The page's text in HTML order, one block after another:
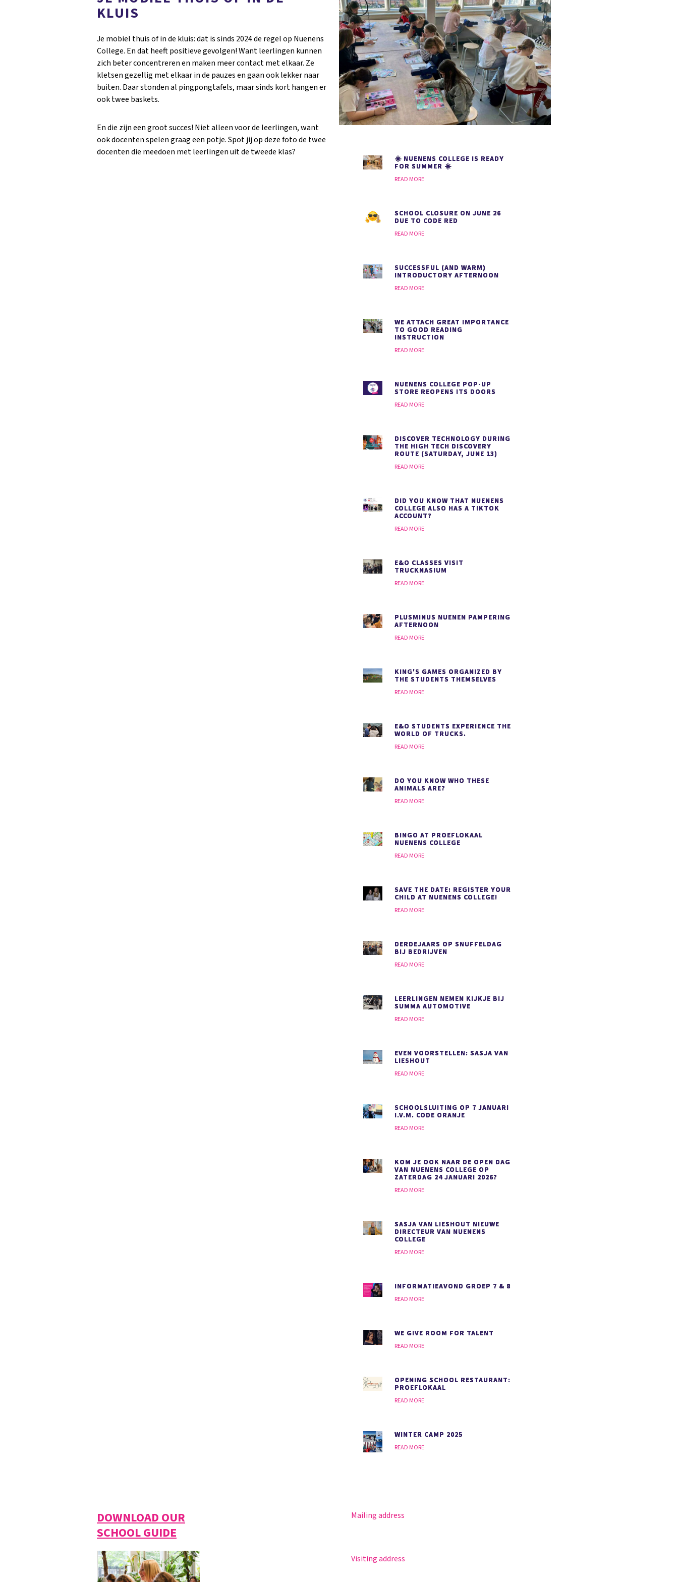
KLUIS
Je mobiel thuis of in de kluis: dat is sinds 2024 de regel op Nuenens
College. En dat heeft positieve gevolgen! Want leerlingen kunnen
zich beter concentreren en maken meer contact met elkaar. Ze
kletsen gezellig met elkaar in de pauzes en gaan ook lekker naar
buiten. Daar stonden al pingpongtafels, maar sinds kort hangen er
ook twee baskets.
En die zijn een groot succes! Niet alleen voor de leerlingen, want
ook docenten spelen graag een potje. Spot jij op deze foto de twee
docenten die meedoen met leerlingen uit de tweede klas?
☀️ NUENENS COLLEGE IS READY
FOR SUMMER ☀️
READ MORE
SCHOOL CLOSURE ON JUNE 26
DUE TO CODE RED
READ MORE
SUCCESSFUL (AND WARM)
INTRODUCTORY AFTERNOON
READ MORE
WE ATTACH GREAT IMPORTANCE
TO GOOD READING
INSTRUCTION
READ MORE
NUENENS COLLEGE POP-UP
STORE REOPENS ITS DOORS
READ MORE
DISCOVER TECHNOLOGY DURING
THE HIGH TECH DISCOVERY
ROUTE (SATURDAY, JUNE 13)
READ MORE
DID YOU KNOW THAT NUENENS
COLLEGE ALSO HAS A TIKTOK
ACCOUNT?
READ MORE
E&O CLASSES VISIT
TRUCKNASIUM
READ MORE
PLUSMINUS NUENEN PAMPERING
AFTERNOON
READ MORE
KING'S GAMES ORGANIZED BY
THE STUDENTS THEMSELVES
READ MORE
E&O STUDENTS EXPERIENCE THE
WORLD OF TRUCKS.
READ MORE
DO YOU KNOW WHO THESE
ANIMALS ARE?
READ MORE
BINGO AT PROEFLOKAAL
NUENENS COLLEGE
READ MORE
SAVE THE DATE: REGISTER YOUR
CHILD AT NUENENS COLLEGE!
READ MORE
DERDEJAARS OP SNUFFELDAG
BIJ BEDRIJVEN
READ MORE
LEERLINGEN NEMEN KIJKJE BIJ
SUMMA AUTOMOTIVE
READ MORE
EVEN VOORSTELLEN: SASJA VAN
LIESHOUT
READ MORE
SCHOOLSLUITING OP 7 JANUARI
I.V.M. CODE ORANJE
READ MORE
KOM JE OOK NAAR DE OPEN DAG
VAN NUENENS COLLEGE OP
ZATERDAG 24 JANUARI 2026?
READ MORE
SASJA VAN LIESHOUT NIEUWE
DIRECTEUR VAN NUENENS
COLLEGE
READ MORE
INFORMATIEAVOND GROEP 7 & 8
READ MORE
WE GIVE ROOM FOR TALENT
READ MORE
OPENING SCHOOL RESTAURANT:
PROEFLOKAAL
READ MORE
WINTER CAMP 2025
READ MORE
DOWNLOAD OUR
SCHOOL GUIDE
Mailing address
Visiting address